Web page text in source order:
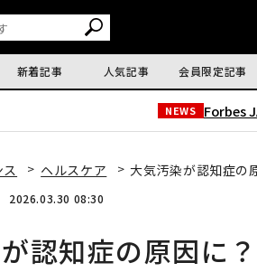
新着記事 人気記事 会員限定記事
NEWS Forbes
ヘルスケア 大気汚染が認知症
2026.03.30 08:30
認知症の原因に